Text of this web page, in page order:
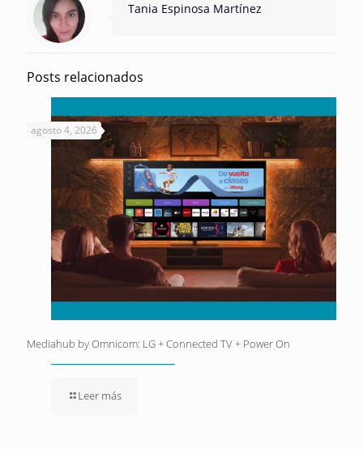
Tania Espinosa Martínez
Posts relacionados
agosto 4, 2026
Mediahub by Omnicom: LG + Connected TV + Power On
Leer más